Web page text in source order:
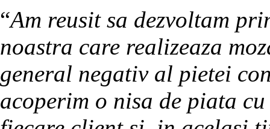
“Am reusit sa dezvoltam
noastra care realizeaza
general negativ al pietei
acoperim o nisa de piata